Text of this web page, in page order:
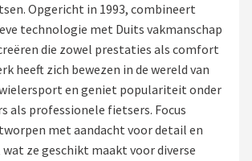
Opgericht in 1993, combineert
technologie met Duits vakmanschap
die zowel prestaties als comfort
heeft zich bewezen in de wereld van
en geniet populariteit onder
als professionele fietsers. Focus
met aandacht voor detail en
ze geschikt maakt voor diverse